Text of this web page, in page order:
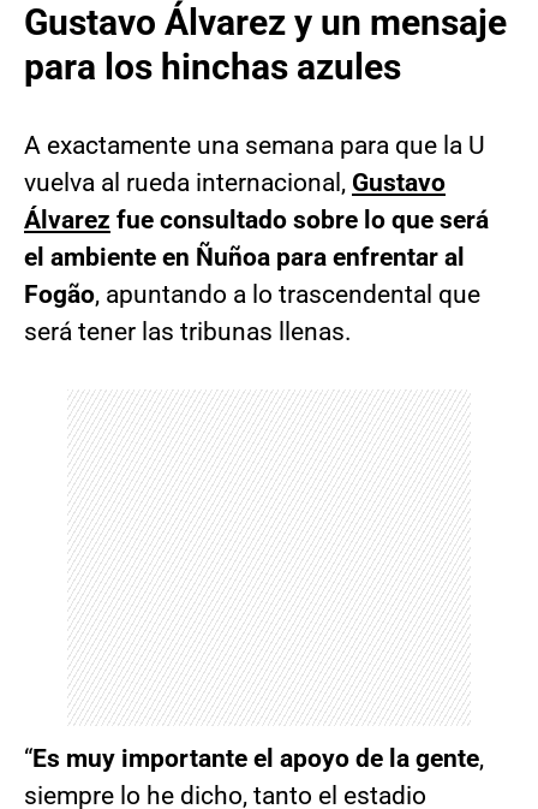
Gustavo Álvarez y un mensaje
para los hinchas azules
A exactamente una semana para que la U
vuelva al rueda internacional, Gustavo
Álvarez fue consultado sobre lo que será
el ambiente en Ñuñoa para enfrentar al
Fogão, apuntando a lo trascendental que
será tener las tribunas llenas.
“Es muy importante el apoyo de la gente,
siempre lo he dicho, tanto el estadio